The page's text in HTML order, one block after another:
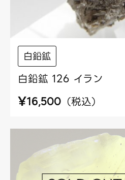
白鉛鉱
白鉛鉱 126 イラン
¥16,500 （税込）